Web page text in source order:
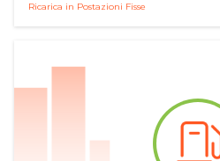
Ricarica in Postazioni Fisse